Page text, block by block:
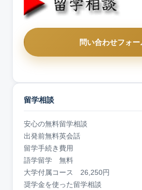
問い合わせフォー
留学相談
安心の無料留学相談
出発前無料英会話
留学手続き費用
語学留学 無料
大学付属コース 26,250円
奨学金を使った留学相談